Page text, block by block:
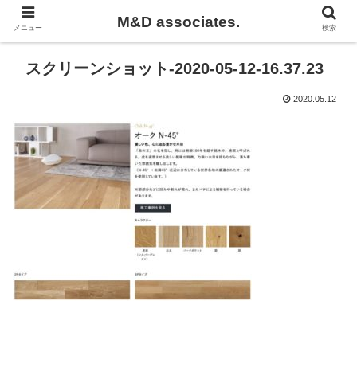
スクリーンショット-2020-05-12-16.37.23
2020.05.12
メニュー M&D associates. 検索